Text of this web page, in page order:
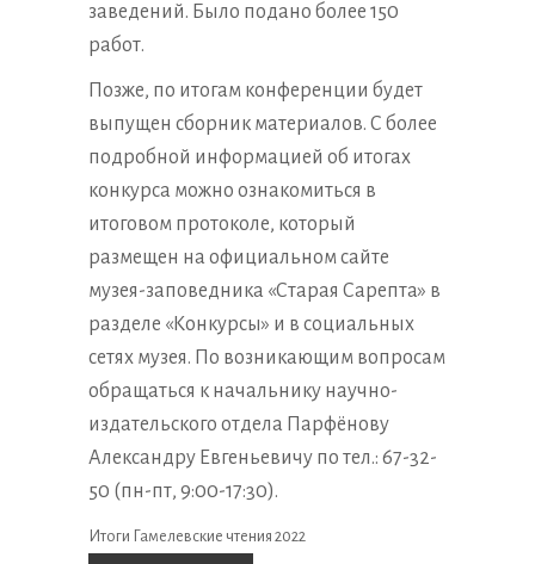
заведений. Было подано более 150
работ.
Позже, по итогам конференции будет
выпущен сборник материалов. С более
подробной информацией об итогах
конкурса можно ознакомиться в
итоговом протоколе, который
размещен на официальном сайте
музея-заповедника «Старая Сарепта» в
разделе «Конкурсы» и в социальных
сетях музея. По возникающим вопросам
обращаться к начальнику научно-
издательского отдела Парфёнову
Александру Евгеньевичу по тел.: 67-32-
50 (пн-пт, 9:00-17:30).
Итоги Гамелевские чтения 2022